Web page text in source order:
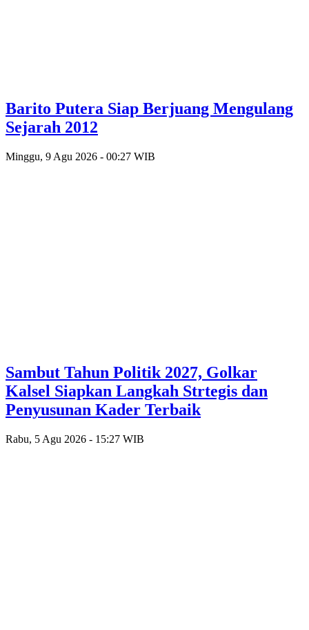
Barito Putera Siap Berjuang Mengulang
Sejarah 2012
Minggu, 9 Agu 2026 - 00:27 WIB
Sambut Tahun Politik 2027, Golkar
Kalsel Siapkan Langkah Strtegis dan
Penyusunan Kader Terbaik
Rabu, 5 Agu 2026 - 15:27 WIB